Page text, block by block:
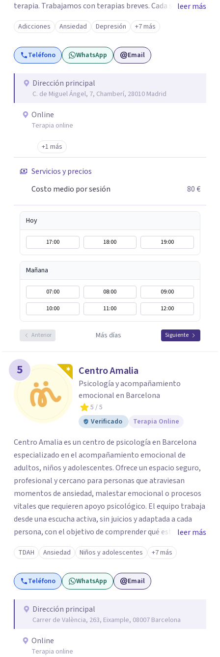
terapia. Trabajamos con terapias breves. Cada sesión de
terapia te resultará de utilidad y te ayudará a conseguir
tus objetivos. Entre nuestras especialidades destaca la
terapia de pareja y sexual, así como el tratamiento de
problemas emocionales, obsesiones, ansiedad , estrés,
además con un servicio de hipnosis regresiva para el
trabajo de "Terapia del Alma".
leer más
Adicciones Ansiedad Depresión +7 más
Teléfono WhatsApp Email
Dirección principal
C. de Miguel Ángel, 7, Chamberí, 28010 Madrid
Online
Terapia online
+1 más
Servicios y precios
Costo medio por sesión
80 €
Hoy
17:00 18:00 19:00
Mañana
07:00 08:00
09:00
10:00
11:00 12:00
Anterior Más días Siguiente
5 Centro Amalia
Psicología y acompañamiento
emocional en Barcelona
5 / 5
Verificado
Terapia Online
Centro Amalia es un centro de psicología en Barcelona
especializado en el acompañamiento emocional de
adultos, niños y adolescentes. Ofrece un espacio seguro,
profesional y cercano para personas que atraviesan
momentos de ansiedad, malestar emocional o procesos
vitales que requieren apoyo psicológico. El equipo trabaja
desde una escucha activa, sin juicios y adaptada a cada
persona, con el objetivo de comprender qué está
ocurriendo y facilitar herramientas para avanzar con
mayor equilibrio y bienestar. La intervención se realiza en
un entorno confidencial y tranquilo, cuidando el ritmo y
las necesidades de cada proceso terapéutico. En Centro
el trauma, la depresión y otros retos emocionales, así
como procesos de crecimiento personal y
respetuoso, humano y orientado a generar un espacio de
leer más
TDAH Ansiedad Niños y adolescentes +7 más
Teléfono WhatsApp Email
Dirección principal
Carrer de València, 263, Eixample, 08007 Barcelona
Online
Terapia online